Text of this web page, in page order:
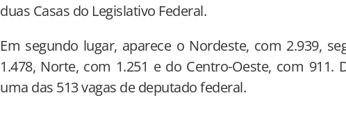
duas Casas do Legislativo Federal.
Em segundo lugar, aparece o Nordeste, com 2.939,
1.478, Norte, com 1.251 e do Centro-Oeste, com 911.
uma das 513 vagas de deputado federal.